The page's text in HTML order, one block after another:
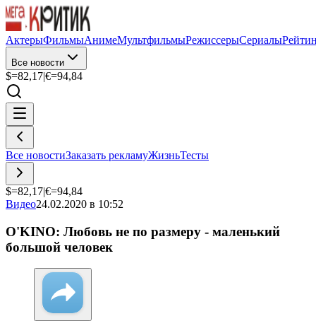
АктерыФильмыАнимеМультфильмыРежиссерыСериалы
Все новости
$=82,17|€=94,84
Все новостиЗаказать рекламуЖизньТесты
$=82,17|€=94,84
Видео24.02.2020 в 10:52
O'KINO: Любовь не по размеру - маленький
большой человек